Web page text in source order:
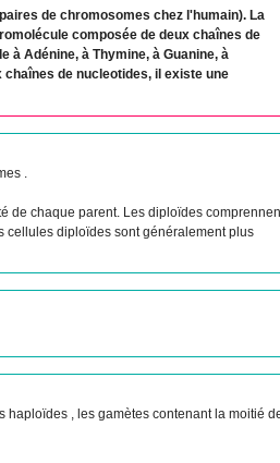
de chromosomes chez l'humain). La
composée de deux chaînes de
à Adénine, à Thymine, à Guanine, à
de nucleotides, il existe une
.
de chaque parent. Les diploïdes
cellules diploïdes sont généralement plus
, les gamètes contenant la moitié